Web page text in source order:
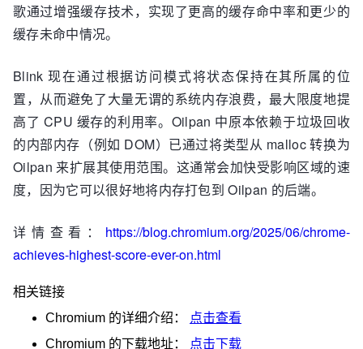
歌通过增强缓存技术，实现了更高的缓存命中率和更少的
缓存未命中情况。
Blink 现在通过根据访问模式将状态保持在其所属的位
置，从而避免了大量无谓的系统内存浪费，最大限度地提
高了 CPU 缓存的利用率。Oilpan 中原本依赖于垃圾回收
的内部内存（例如 DOM）已通过将类型从 malloc 转换为
Oilpan 来扩展其使用范围。这通常会加快受影响区域的速
度，因为它可以很好地将内存打包到 Oilpan 的后端。
详情查看： https://blog.chromium.org/2025/06/chrome-
achieves-highest-score-ever-on.html
相关链接
Chromium 的详细介绍：
点击查看
Chromium 的下载地址： 点击下载